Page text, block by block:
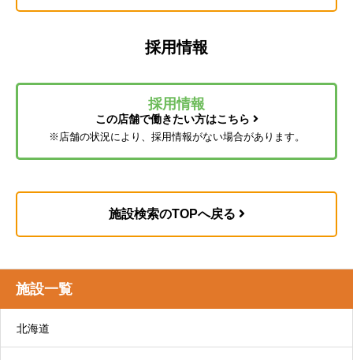
通所介護（デイサービス）
上するための機能訓練、口腔機能向上サービスな
どを日帰りで提供します。
リハビリデイサービス コンパスウォークはこ
ちら
ら
採用情報
採用情報
この店舗で働きたい方はこちら
※店舗の状況により、採用情報がない場合があります。
施設検索のTOPへ戻る
施設一覧
北海道